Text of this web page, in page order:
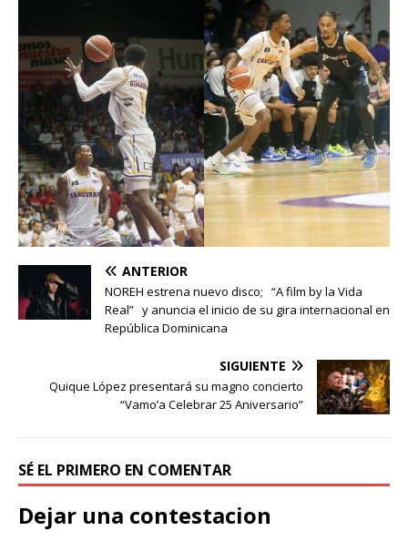
ANTERIOR
NOREH estrena nuevo disco; “A film by la Vida
Real” y anuncia el inicio de su gira internacional en
República Dominicana
SIGUIENTE
Quique López presentará su magno concierto
“Vamo’a Celebrar 25 Aniversario”
SÉ EL PRIMERO EN COMENTAR
Dejar una contestacion